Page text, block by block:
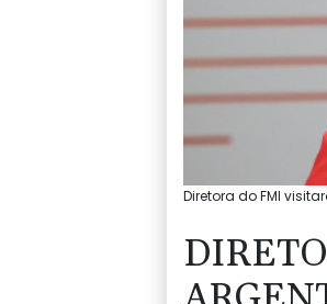
Diretora do FMI